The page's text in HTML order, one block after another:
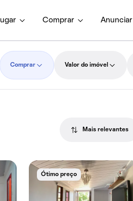
Comprar Anunciar
Comprar Valor do imóvel
Mais relevantes
Ótimo preço